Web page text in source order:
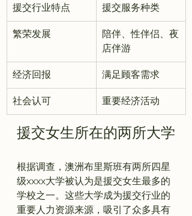
援交行业特点 援交服务种类
繁荣发展
陪伴、性伴侣、夜
店伴游
经济回报 满足顾客需求
社会认可 重要经济活动
援交女生所在的两所大学
根据调查，澳洲布里斯班有两所四星
级xxxx大学被认为是援交女生最多的
学校之一。这些大学成为援交行业的
重要人力资源来源，吸引了众多具有